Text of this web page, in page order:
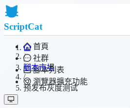
ScriptCat
首頁
社群
腳本列表
瀏覽器擴充功能
/
腳本市場
/
预发布灰度测试